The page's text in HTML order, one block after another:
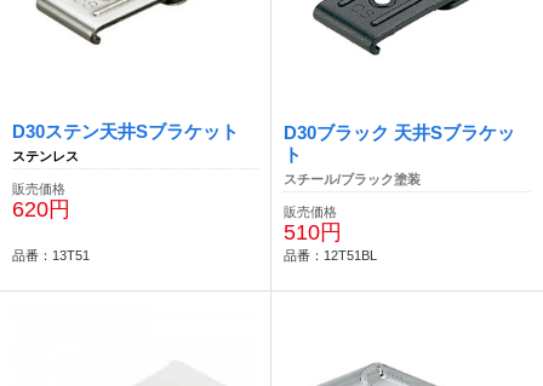
D30ステン天井Sブラケット
ステンレス
販売価格
620円
品番：13T51
D30ブラック 天井Sブラケッ
ト
スチール/ブラック塗装
販売価格
510円
品番：12T51BL